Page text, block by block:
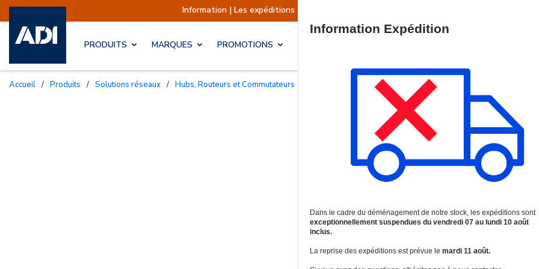
Information | Les expéditions sont actuellement suspendues Reprise
PRODUITS MARQUES PROMOTIONS
Accueil / Produits / Solutions réseaux / Hubs, Routeurs et Commutateurs